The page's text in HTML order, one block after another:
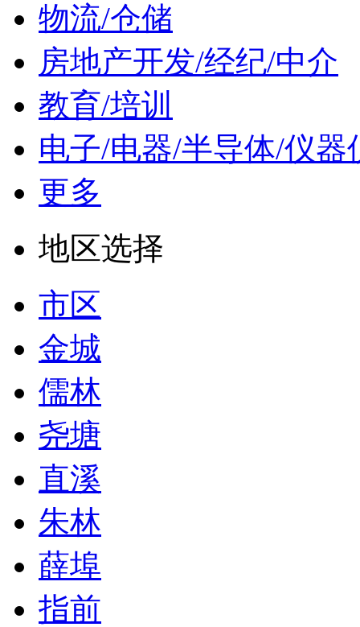
物流/仓储
房地产开发/经纪/中介
教育/培训
电子/电器/半导体/仪器
更多
地区选择
市区
金城
儒林
尧塘
直溪
朱林
薛埠
指前